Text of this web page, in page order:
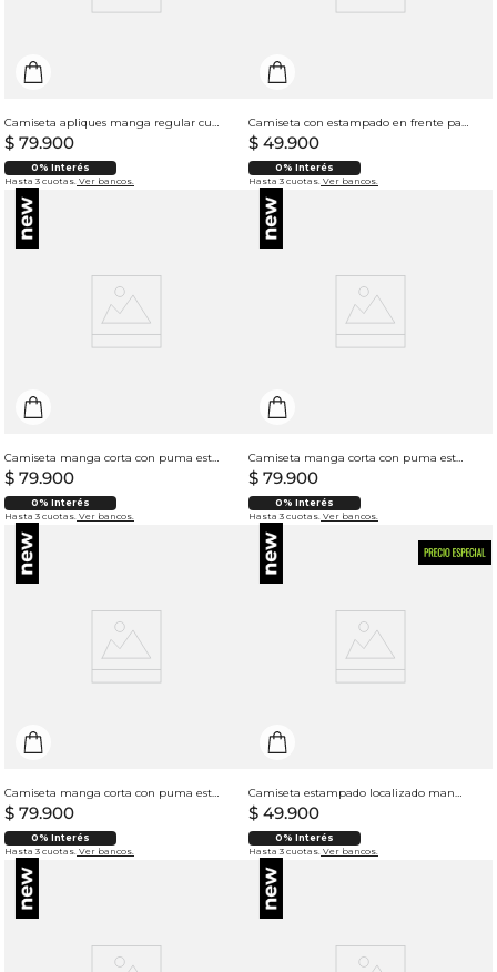
Camiseta apliques manga regular cuello redondo para hombre
$ 79.900
0% Interés
Hasta 3 cuotas. Ver bancos.
Camiseta con estampado en frente para hombre
$ 49.900
0% Interés
Hasta 3 cuotas. Ver bancos.
Camiseta manga corta con puma estampado para hombre
$ 79.900
0% Interés
Hasta 3 cuotas. Ver bancos.
Camiseta manga corta con puma estampado para hombre
$ 79.900
0% Interés
Hasta 3 cuotas. Ver bancos.
Camiseta manga corta con puma estampado para hombre
$ 79.900
0% Interés
Hasta 3 cuotas. Ver bancos.
Camiseta estampado localizado manga regular cuello redondo para hombre
$ 49.900
0% Interés
Hasta 3 cuotas. Ver bancos.